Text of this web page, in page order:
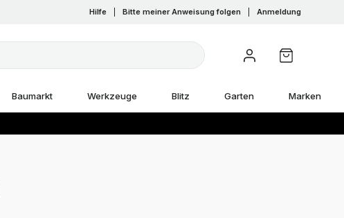
Hilfe Bitte meiner Anweisung folgen Anmeldung
Baumarkt Werkzeuge Blitz Garten Marken